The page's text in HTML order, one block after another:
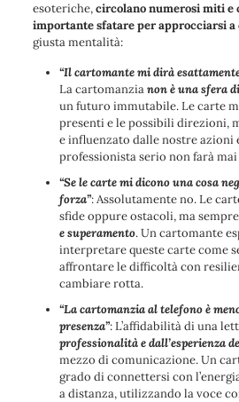
esoteriche,circolano numerosi miti e
importante sfatare per approcciarsi a
giusta mentalità:
“Il cartomante mi dirà
La cartomanzianon è una sfera
un futuro immutabile. Le carte
presenti e le possibili direzioni,
e influenzato dalle nostre azioni
professionista serio non farà
“Se le carte mi dicono una cosa
forza”: Assolutamente no. Le
sfide oppure ostacoli, ma
e superamento. Un cartomante
interpretare queste carte come
affrontare le difficoltà con
cambiare rotta.
“La cartomanzia al telefono è
presenza”: L’affidabilità di una
professionalità e dall’esperienza
mezzo di comunicazione. Un
grado di connettersi con
a distanza, utilizzando la voce